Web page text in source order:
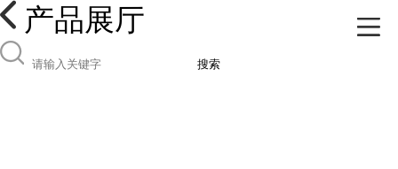
产品展厅
搜索